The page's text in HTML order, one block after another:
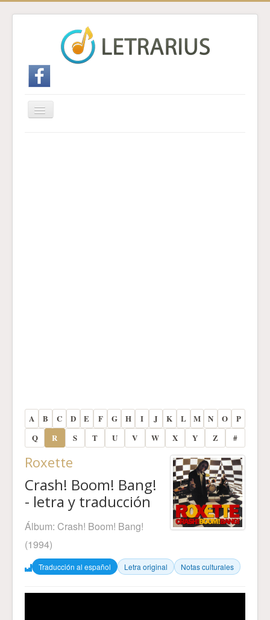
Cambiar
navegación
A B C D E F G H I J K L M N O
P
Q
R S T U V W X Y Z #
Roxette
Crash! Boom! Bang!
- letra y traducción
Álbum: Crash! Boom! Bang!
(1994)
Traducción al español Letra original Notas culturales